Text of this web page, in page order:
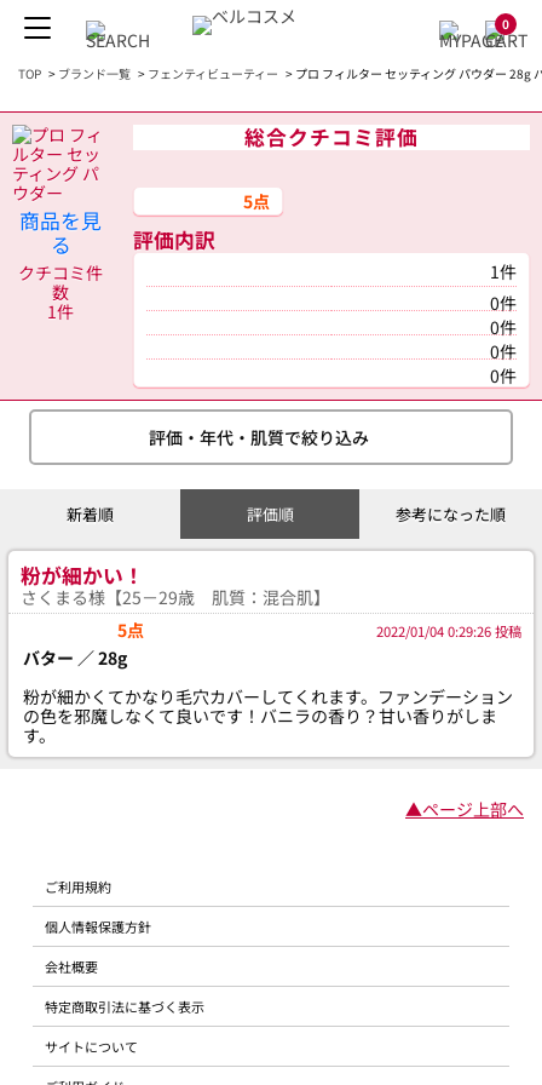
0
TOP > ブランド一覧 > フェンティビューティー > プロ フィルター セッティング パウダー 28g
商品を見
る
クチコミ件
数
1件
総合クチコミ評価
5点
評価内訳
1件
0件
0件
0件
0件
評価・年代・肌質で絞り込み
新着順 評価順 参考になった順
粉が細かい！
さくまる様【25－29歳 肌質：混合肌】
5点
2022/01/04 0:29:26 投稿
バター ／ 28g
粉が細かくてかなり毛穴カバーしてくれます。ファンデーション
の色を邪魔しなくて良いです！バニラの香り？甘い香りがしま
す。
▲ページ上部へ
ご利用規約
個人情報保護方針
会社概要
特定商取引法に基づく表示
サイトについて